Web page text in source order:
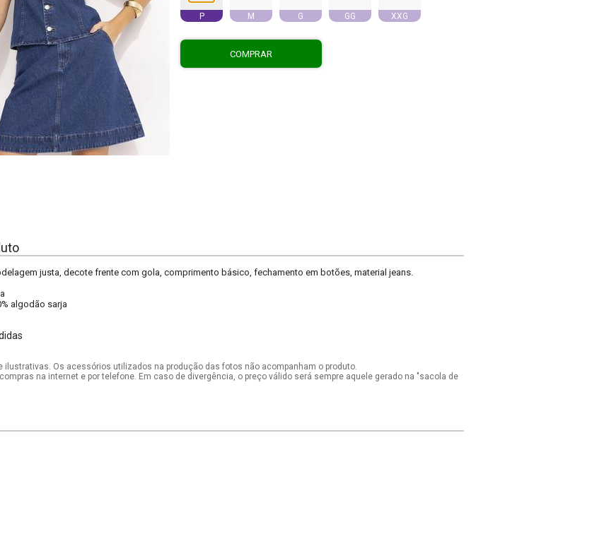
P M G GG XXG
COMPRAR
justa, decote frente com gola, comprimento básico, fechamento em botões, material jeans.
algodão sarja
ilustrativas. Os acessórios utilizados na produção das fotos não acompanham o produto.
na internet e por telefone. Em caso de divergência, o preço válido será sempre aquele gerado na "sacola de